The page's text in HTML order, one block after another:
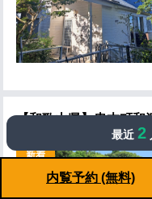
【和歌山県】串本町和
新着
最近 2
内覧予約 (無料)